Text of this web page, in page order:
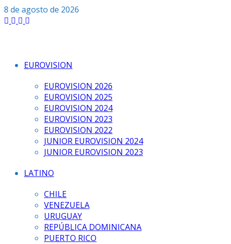
Saltar
al
8 de agosto de 2026
EUROVISION
EUROVISION 2026
EUROVISION 2025
EUROVISION 2024
EUROVISION 2023
EUROVISION 2022
JUNIOR EUROVISION 2024
JUNIOR EUROVISION 2023
LATINO
CHILE
VENEZUELA
URUGUAY
REPÚBLICA DOMINICANA
PUERTO RICO